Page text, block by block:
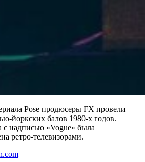
Pose продюсеры FX провели
йоркских балов 1980-х годов.
надписью «Vogue» была
ретро-телевизорами.